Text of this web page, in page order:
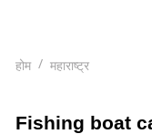
होम महाराष्ट्र
Fishing boat